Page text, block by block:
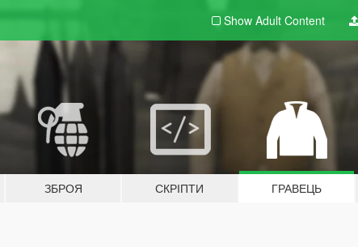
Show Adult Content
ЗБРОЯ СКРІПТИ ГРАВЕЦЬ